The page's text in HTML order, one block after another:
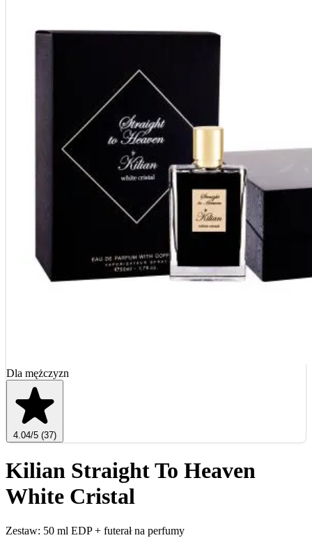
Dla mężczyzn
4.04/5 (37)
Kilian Straight To Heaven
White Cristal
Zestaw: 50 ml EDP + futerał na perfumy